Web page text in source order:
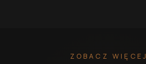
ZOBACZ WIĘCEJ